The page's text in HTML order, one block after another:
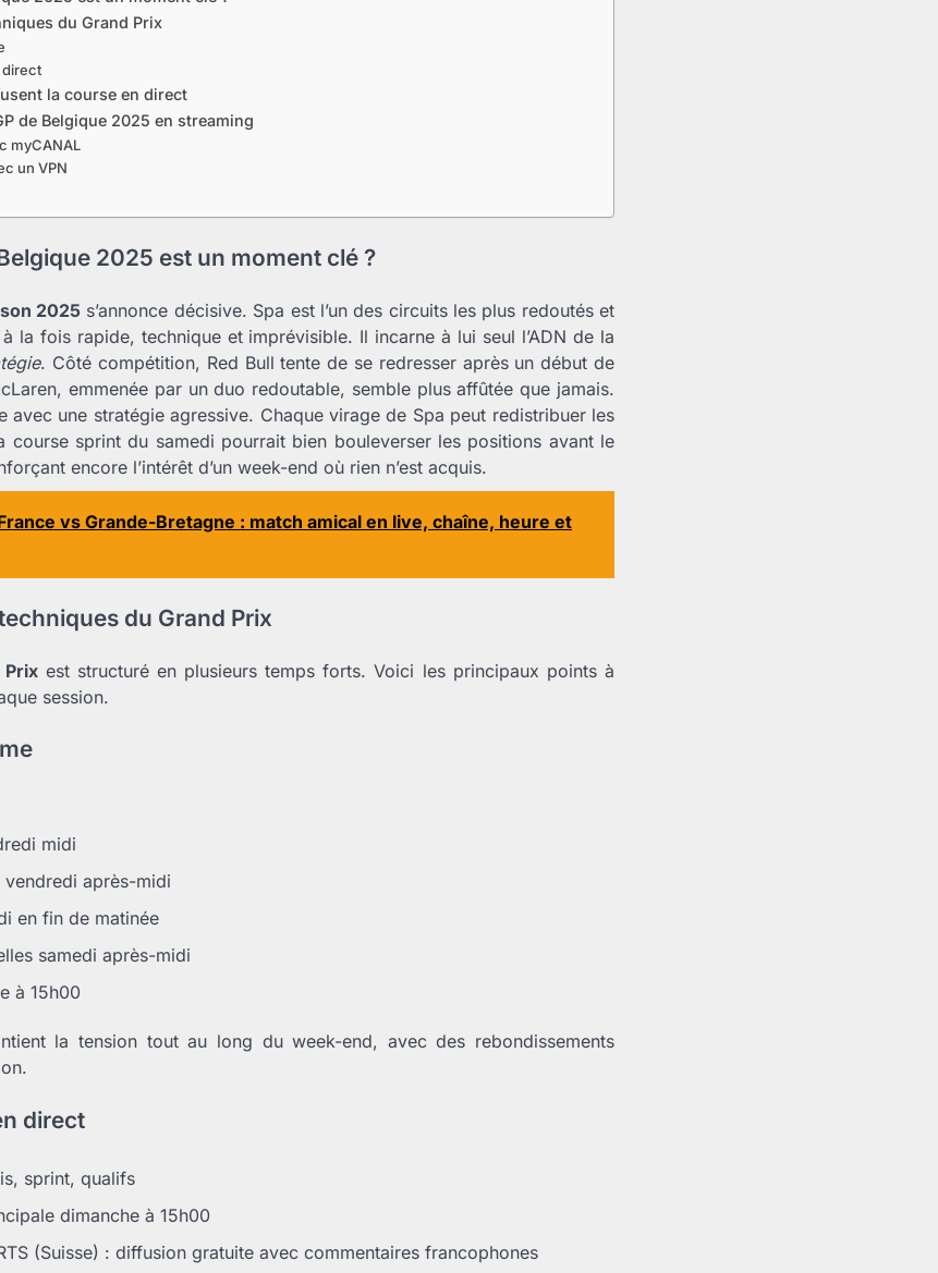
du Grand Prix
direct
la course en direct
de Belgique 2025 en streaming
myCANAL
un VPN
2025 est un moment clé ?
2025 s’annonce décisive. Spa est l’un des circuits les plus redoutés et
la fois rapide, technique et imprévisible. Il incarne à lui seul l’ADN de la
. Côté compétition, Red Bull tente de se redresser après un début de
emmenée par un duo redoutable, semble plus affûtée que jamais.
avec une stratégie agressive. Chaque virage de Spa peut redistribuer les
course sprint du samedi pourrait bien bouleverser les positions avant le
encore l’intérêt d’un week-end où rien n’est acquis.
vs Grande-Bretagne : match amical en live, chaîne, heure et
du Grand Prix
est structuré en plusieurs temps forts. Voici les principaux points à
session.
midi
après-midi
en fin de matinée
samedi après-midi
à 15h00
la tension tout au long du week-end, avec des rebondissements
direct
sprint, qualifs
dimanche à 15h00
(Suisse) : diffusion gratuite avec commentaires francophones